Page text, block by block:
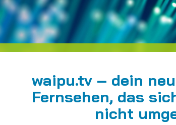
waipu.tv – dein
Fernsehen, das
nicht